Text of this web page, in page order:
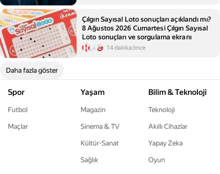
Çılgın Sayısal Loto sonuçları açıklandı mı?
8 Ağustos 2026 Cumartesi Çılgın Sayısal
Loto sonuçları ve sorgulama ekranı
14 dakika önce
Daha fazla göster
Spor
Futbol
Maçlar
Yaşam
Magazin
Sinema & TV
Kültür-Sanat
Sağlık
Bilim & Teknoloji
Teknoloji
Akıllı Cihazlar
Yapay Zeka
Oyun